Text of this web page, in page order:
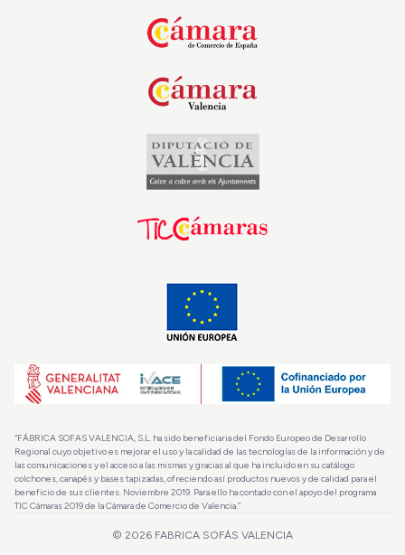
“FÁBRICA SOFAS VALENCIA, S.L. ha sido beneficiaria del Fondo Europeo de Desarrollo
Regional cuyo objetivo es mejorar el uso y la calidad de las tecnologías de la información y de
las comunicaciones y el acceso a las mismas y gracias al que ha incluido en su catálogo
colchones, canapés y bases tapizadas, ofreciendo así productos nuevos y de calidad para el
beneficio de sus clientes. Noviembre 2019. Para ello ha contado con el apoyo del programa
TIC Cámaras 2019 de la Cámara de Comercio de Valencia.”
© 2026 FABRICA SOFÁS VALENCIA